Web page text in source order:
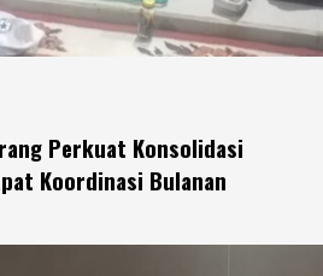
Perkuat Konsolidasi
Koordinasi Bulanan